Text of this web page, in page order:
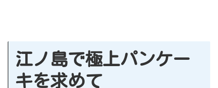
江ノ島で極上パンケー
キを求めて